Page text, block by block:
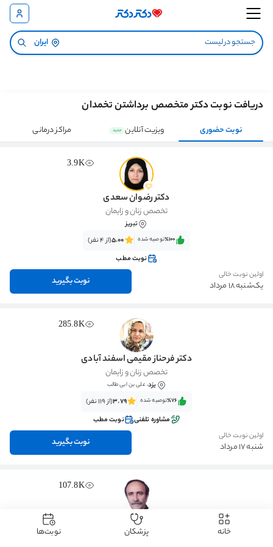
ایران
دریافت نوبت دکتر متخصص برداشتن تخمدان
نوبت حضوری ویزیت آنلاین جدید مراکز درمانی
3.9K
دکتر رضوان سعدی
تخصص زنان و زایمان
تبریز
٪100‌‌‌توصیه شده 5.00(از 4 نفر)
نوبت مطب
اولین نوبت خالی
یک‌شنبه 18 مرداد نوبت بگیرید
285.8K
دکتر فرحناز مقیمی اسفند آبادی
تخصص زنان و زایمان
یزد، علی بن ابی طالب
٪76‌‌‌توصیه شده 3.79(از 119 نفر)
مشاوره تلفنی
نوبت مطب
اولین نوبت خالی
شنبه 17 مرداد نوبت بگیرید
107.8K
دکتر محمدناصر تیمورزاده
تخصص زنان و زایمان خانه پزشکان نوبت‌ها